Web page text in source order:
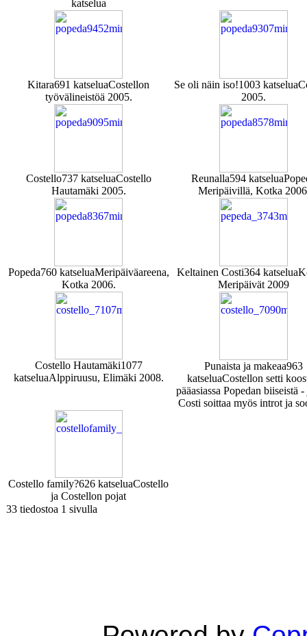
katselua
Kitara691 katseluaCostellon
työvälineistöä 2005.
Se oli näin iso!1003 katselua
2005.
Costello737 katseluaCostello
Hautamäki 2005.
Reunalla594 katselua
Meripäivillä, Kotka
Popeda760 katseluaMeripäiväareena,
Kotka 2006.
Keltainen Costi364 katselua
Meripäivät 2009
Costello Hautamäki1077
katseluaAlppiruusu, Elimäki 2008.
Punaista ja makeaa963
katseluaCostellon setti
pääasiassa Popedan biiseistä
Costi soittaa myös introt ja
Costello family?626 katseluaCostello
ja Costellon pojat
33 tiedostoa 1 sivulla